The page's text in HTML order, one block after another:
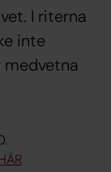
I riterna
inte
medvetna